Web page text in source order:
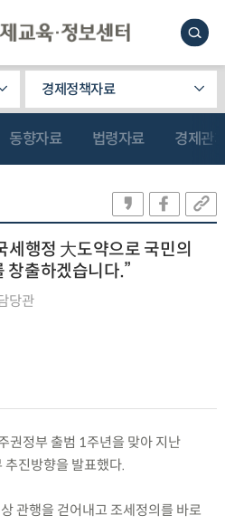
경제정책자료
동향자료 법령자료 경제관
세행정 大도약으로 국민의
창출하겠습니다.”
당관
권정부 출범 1주년을 맞아 지난
진방향을 발표했다.
관행을 걷어내고 조세정의를 바로